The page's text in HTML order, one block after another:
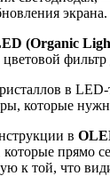
экрана.
(Organic
цветовой
в LED-
которые
в
прямо
к той, что